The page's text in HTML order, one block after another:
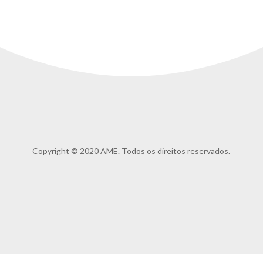
Copyright © 2020 AME. Todos os direitos reservados.